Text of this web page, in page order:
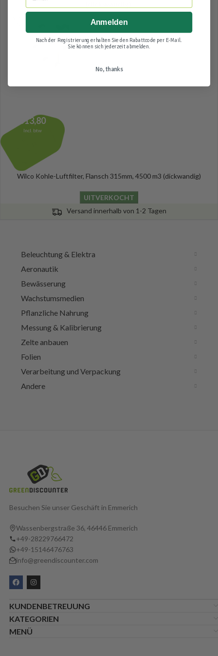
513,80
Incl. btw
Wilco Kohle-Luftfilter, Flansch 315mm, 4500 m3 (dickwandig)
UITVERKOCHT
Versand innerhalb von 1-2 Tagen
Beleuchtung & Elektra
Aeronautik
Bewässerung
Wachstumsmedien
Pflanzliche Nahrung
Messung & Kalibrierung
Zelte anbauen
Folien
Verarbeitung und Verpackung
Andere
Besuchen Sie unser Geschäft in Emmerich
Wassenbergstraße 36, 46446 Emmerich
+49-28229766472
+49-15146476763
info@greendiscounter.com
KUNDENBETREUUNG
KATEGORIEN
MENÜ
Anmelden
Nach der Registrierung erhalten Sie den Rabattcode per E-Mail.
Sie können sich jederzeit abmelden.
No, thanks